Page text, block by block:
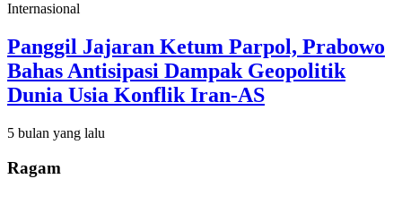
Internasional
Panggil Jajaran Ketum Parpol, Prabowo
Bahas Antisipasi Dampak Geopolitik
Dunia Usia Konflik Iran-AS
5 bulan yang lalu
Ragam